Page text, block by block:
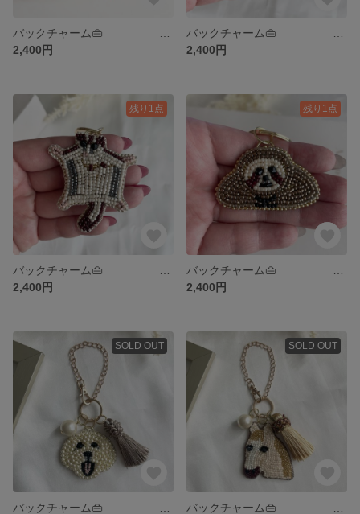
2,400円
2,400円
残り1点
2,400円
残り1点
2,400円
SOLD OUT SOLD OUT